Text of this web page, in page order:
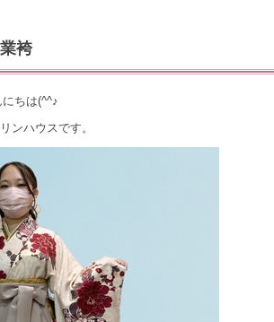
袴
にちは(^^♪
ンハウスです。